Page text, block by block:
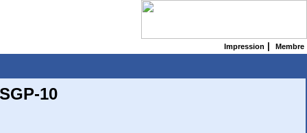
Impression Membre
10